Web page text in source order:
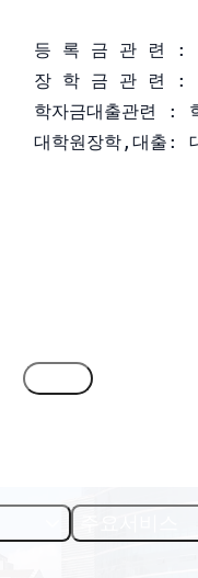
등 록 금 관 련 :
장 학 금 관 련 :
학자금대출관련 :
대학원장학,대출: